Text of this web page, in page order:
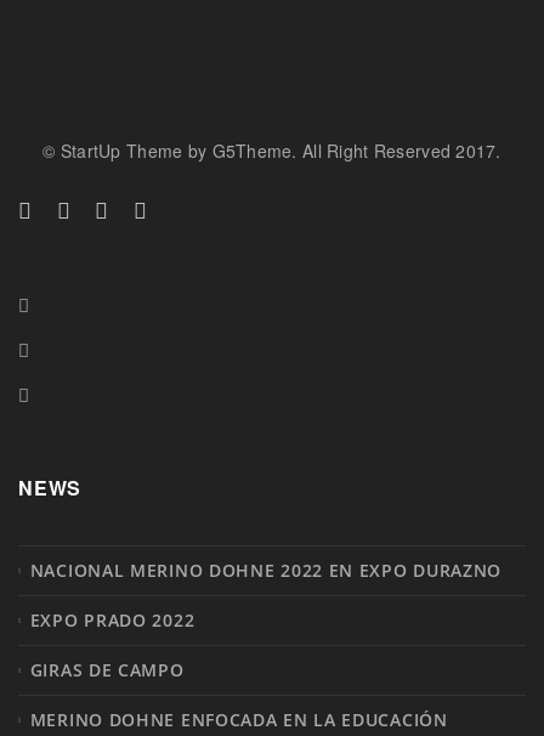
© StartUp Theme by G5Theme. All Right Reserved 2017.
NEWS
NACIONAL MERINO DOHNE 2022 EN EXPO DURAZNO
EXPO PRADO 2022
GIRAS DE CAMPO
MERINO DOHNE ENFOCADA EN LA EDUCACIÓN